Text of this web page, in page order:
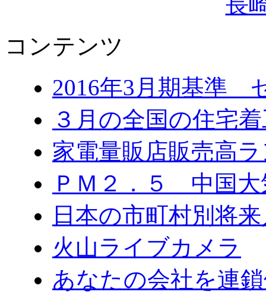
コンテンツ
2016年3月期基準
３月の全国の住宅
家電量販店販売高
ＰＭ２．５ 中国大
日本の市町村別将
火山ライブカメラ
あなたの会社を連